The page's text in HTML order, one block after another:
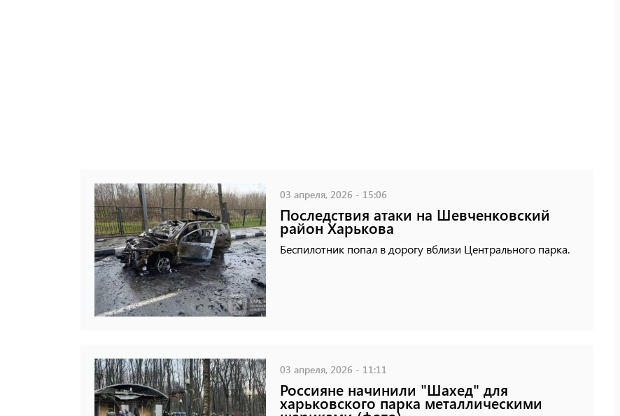
03 апреля, 2026 - 15:06
Последствия атаки на Шевченковский
район Харькова
Беспилотник попал в дорогу вблизи Центрального парка.
03 апреля, 2026 - 11:11
Россияне начинили "Шахед" для
харьковского парка металлическими